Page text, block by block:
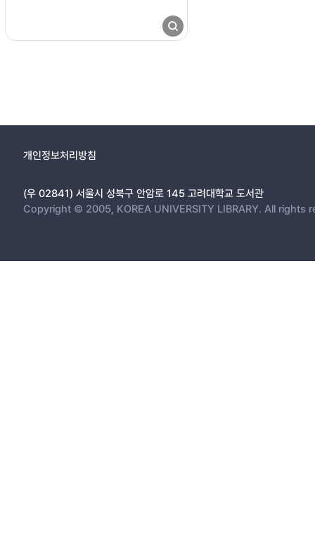
개인정보처리방침
(우 02841) 서울시 성북구 안암로 145 고려대학교 도서관
Copyright © 2005, KOREA UNIVERSITY LIBRARY. All rights